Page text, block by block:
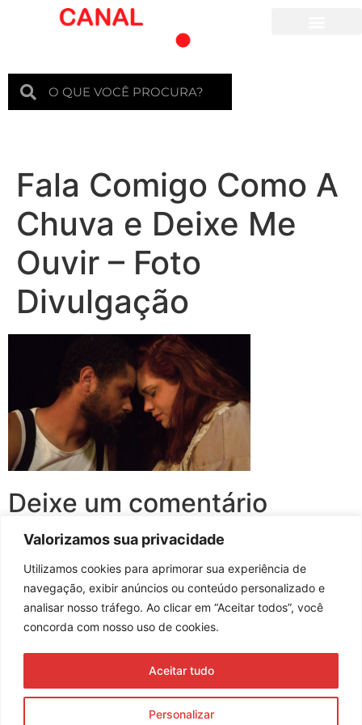
Valorizamos sua privacidade
Utilizamos cookies para aprimorar sua experiência de
navegação, exibir anúncios ou conteúdo personalizado e
analisar nosso tráfego. Ao clicar em “Aceitar todos”, você
concorda com nosso uso de cookies.
Personalizar
Aceitar tudo
Fala Comigo Como A
Chuva e Deixe Me
Ouvir – Foto
Divulgação
Deixe um comentário
Você precisa fazer o loginpara publicar um comentário.
Assine nossa newsletter
Enviar